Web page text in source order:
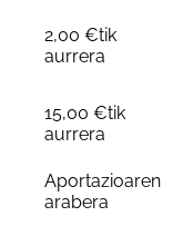
2,00 €tik
aurrera
15,00 €tik
aurrera
Aportazioaren
arabera